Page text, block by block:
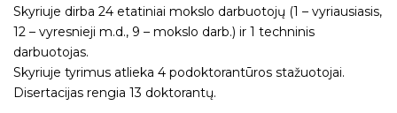
Skyriuje dirba 24 etatiniai mokslo darbuotojų (1 – vyriausiasis,
12 – vyresnieji m.d., 9 – mokslo darb.) ir 1 techninis
darbuotojas.
Skyriuje tyrimus atlieka 4 podoktorantūros stažuotojai.
Disertacijas rengia 13 doktorantų.